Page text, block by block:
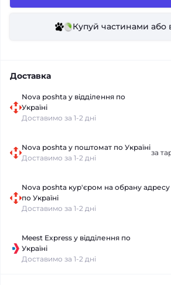
Купуй частинами або
Доставка
Nova poshta у відділення по
Україні
Доставимо за 1-2 дні
Nova poshta у поштомат по Україні
Доставимо за 1-2 дні
за
Nova poshta кур'єром на обрану адресу
по Україні
Доставимо за 1-2 дні
Meest Express у відділення по
Україні
Доставимо за 1-2 дні